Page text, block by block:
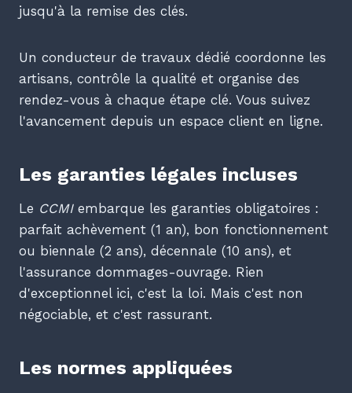
jusqu'à la remise des clés.
Un conducteur de travaux dédié coordonne les
artisans, contrôle la qualité et organise des
rendez-vous à chaque étape clé. Vous suivez
l'avancement depuis un espace client en ligne.
Les garanties légales incluses
Le CCMIembarque les garanties obligatoires :
parfait achèvement (1 an), bon fonctionnement
ou biennale (2 ans), décennale (10 ans), et
l'assurance dommages-ouvrage. Rien
d'exceptionnel ici, c'est la loi. Mais c'est non
négociable, et c'est rassurant.
Les normes appliquées